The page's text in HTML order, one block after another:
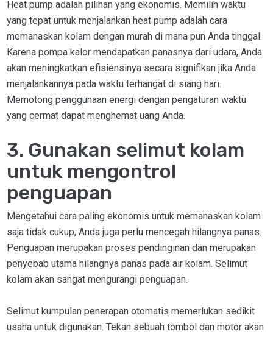
Heat pump adalah pilihan yang ekonomis. Memilih waktu
yang tepat untuk menjalankan heat pump adalah cara
memanaskan kolam dengan murah di mana pun Anda tinggal.
Karena pompa kalor mendapatkan panasnya dari udara, Anda
akan meningkatkan efisiensinya secara signifikan jika Anda
menjalankannya pada waktu terhangat di siang hari.
Memotong penggunaan energi dengan pengaturan waktu
yang cermat dapat menghemat uang Anda.
3. Gunakan selimut kolam
untuk mengontrol
penguapan
Mengetahui cara paling ekonomis untuk memanaskan kolam
saja tidak cukup, Anda juga perlu mencegah hilangnya panas.
Penguapan merupakan proses pendinginan dan merupakan
penyebab utama hilangnya panas pada air kolam. Selimut
kolam akan sangat mengurangi penguapan.
Selimut kumpulan penerapan otomatis memerlukan sedikit
usaha untuk digunakan. Tekan sebuah tombol dan motor akan